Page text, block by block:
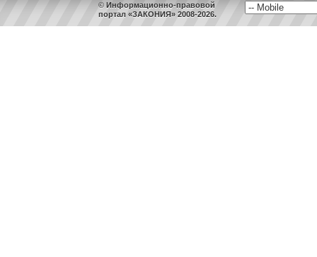
© Информационно-правовой
портал «ЗАКОНИЯ» 2008-2026.